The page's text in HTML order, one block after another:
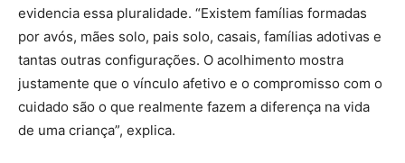
evidencia essa pluralidade. “Existem famílias formadas
por avós, mães solo, pais solo, casais, famílias adotivas e
tantas outras configurações. O acolhimento mostra
justamente que o vínculo afetivo e o compromisso com o
cuidado são o que realmente fazem a diferença na vida
de uma criança”, explica.